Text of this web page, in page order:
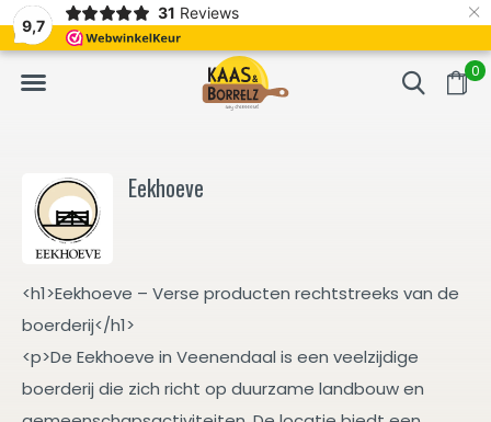
9,7
31 Reviews ×
0
Vers van het mes en gevacumeerd Vaak volgende
Eekhoeve
<h1>Eekhoeve – Verse producten rechtstreeks van de
boerderij</h1>
<p>De Eekhoeve in Veenendaal is een veelzijdige
boerderij die zich richt op duurzame landbouw en